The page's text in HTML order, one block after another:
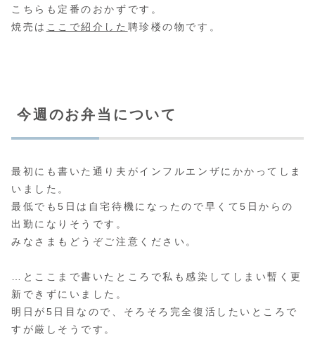
こちらも定番のおかずです。
焼売は ここで紹介した 聘珍楼の物です。
今週のお弁当について
最初にも書いた通り夫がインフルエンザにかかってしま
いました。
最低でも5日は自宅待機になったので早くて5日からの
出勤になりそうです。
みなさまもどうぞご注意ください。
…とここまで書いたところで私も感染してしまい暫く更
新できずにいました。
明日が5日目なので、そろそろ完全復活したいところで
すが厳しそうです。